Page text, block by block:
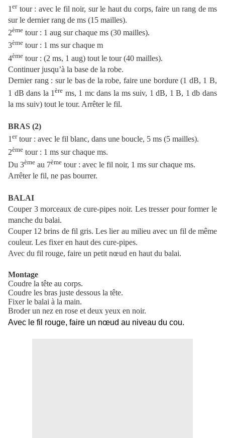
1 ertour : avec le fil noir, sur le haut du corps, faire un rang de ms
sur le dernier rang de ms (15 mailles).
2ème tour : 1 aug sur chaque ms (30 mailles).
3ème tour : 1 ms sur chaque m
4ème tour : (2 ms, 1 aug) tout le tour (40 mailles).
Continuer jusqu’à la base de la robe.
Dernier rang : sur le bas de la robe, faire une bordure (1 dB, 1 B,
1 dB dans la 1ère ms, 1 mc dans la ms suiv, 1 dB, 1 B, 1 db dans
la ms suiv) tout le tour. Arrêter le fil.
BRAS (2)
1 ertour : avec le fil blanc, dans une boucle, 5 ms (5 mailles).
2ème tour : 1 ms sur chaque ms.
Du 3ème au 7ème tour : avec le fil noir, 1 ms sur chaque ms.
Arrêter le fil, ne pas bourrer.
BALAI
Couper 3 morceaux de cure-pipes noir. Les tresser pour former le
manche du balai.
Couper 12 brins de fil gris. Les lier au milieu avec un fil de même
couleur. Les fixer en haut des cure-pipes.
Avec du fil rouge, faire un petit nœud en haut du balai.
Montage
Coudre la tête au corps.
Coudre les bras juste dessous la tête.
Fixer le balai à la main.
Broder un nez en rose et deux yeux en noir.
Avec le fil rouge, faire un nœud au niveau du cou.